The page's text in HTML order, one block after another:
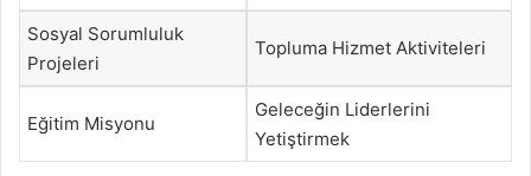
Sosyal Sorumluluk
Projeleri
Topluma Hizmet Aktiviteleri
Eğitim Misyonu
Geleceğin Liderlerini
Yetiştirmek